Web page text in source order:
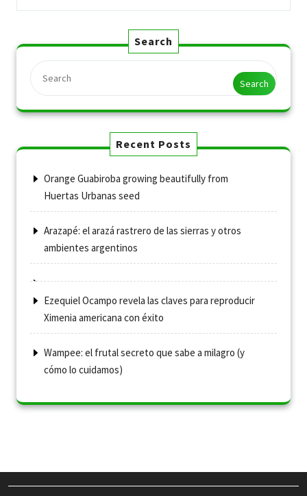
Search
Search
Recent Posts
Orange Guabiroba growing beautifully from
Huertas Urbanas seed
Arazapé: el arazá rastrero de las sierras y otros
ambientes argentinos
Ezequiel Ocampo revela las claves para reproducir
Ximenia americana con éxito
Wampee: el frutal secreto que sabe a milagro (y
cómo lo cuidamos)